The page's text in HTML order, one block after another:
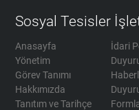
Sosyal Tesisler
Anasayfa
Yönetim
Görev Tanımı
Hakkımızda
Tanıtım ve Tarihçe
İdari